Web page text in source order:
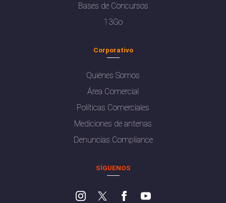
Bases de Concursos
13Go
Corporativo
Quiénes Somos
Área Comercial
Políticas Comerciales
Mediciones de antenas
Denuncias Compliance
SÍGUENOS